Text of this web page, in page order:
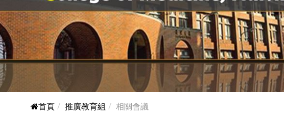
首頁 推廣教育組 相關會議